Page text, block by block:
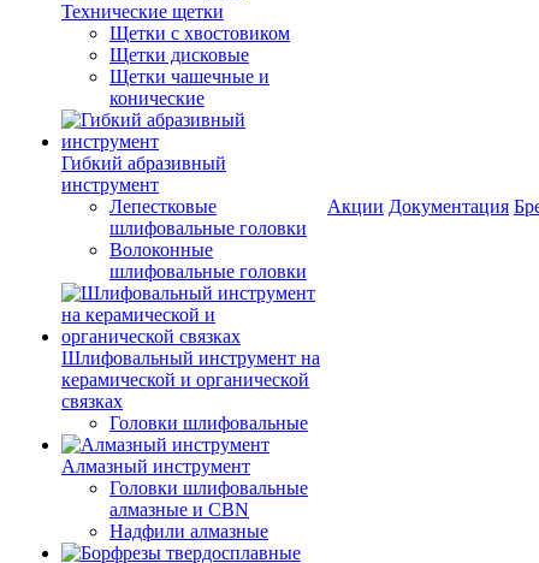
Технические щетки
Щетки с хвостовиком
Щетки дисковые
Щетки чашечные и
конические
Гибкий абразивный
инструмент
Лепестковые
шлифовальные головки
Волоконные
шлифовальные головки
Шлифовальный инструмент на
керамической и органической
связках
Головки шлифовальные
Алмазный инструмент
Головки шлифовальные
алмазные и CBN
Надфили алмазные
Акции Документация